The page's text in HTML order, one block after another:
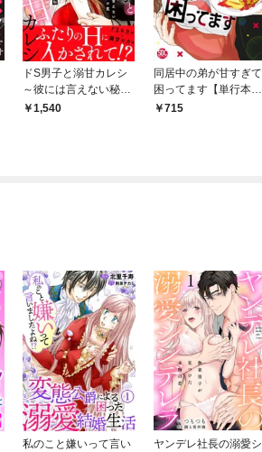
ドS男子と溺甘カレシ
～彼には言えない秘蜜
の夜～ 【完全版】
1,540
同居中の弟が甘すぎて
困ってます【単行本
版】1【電子限定特典
715
私のこと嫌いって言い
ヤンデレ社長の溺愛シ